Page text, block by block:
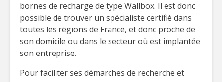
bornes de recharge de type Wallbox. Il est donc
possible de trouver un spécialiste certifié dans
toutes les régions de France, et donc proche de
son domicile ou dans le secteur où est implantée
son entreprise.
Pour faciliter ses démarches de recherche et